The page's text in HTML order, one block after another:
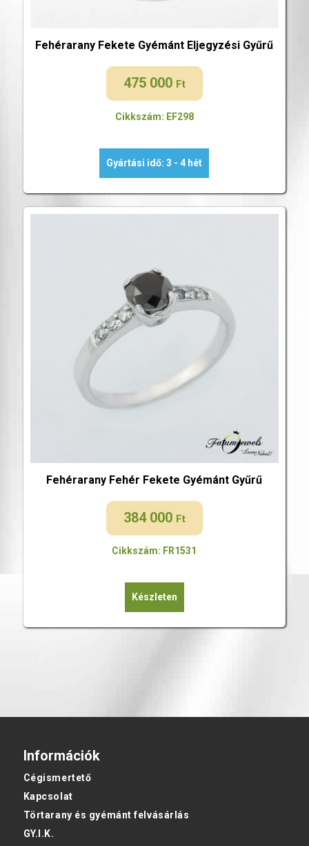
Fehérarany Fekete Gyémánt Eljegyzési Gyűrű
475 000 Ft
Cikkszám: EF298
Gyártási idő: 3 - 4 hét
Fehérarany Fehér Fekete Gyémánt Gyűrű
384 000 Ft
Cikkszám: FR1531
Készleten
Információk
Cégismertető
Kapcsolat
Törtarany és gyémánt felvásárlás
GY.I.K.